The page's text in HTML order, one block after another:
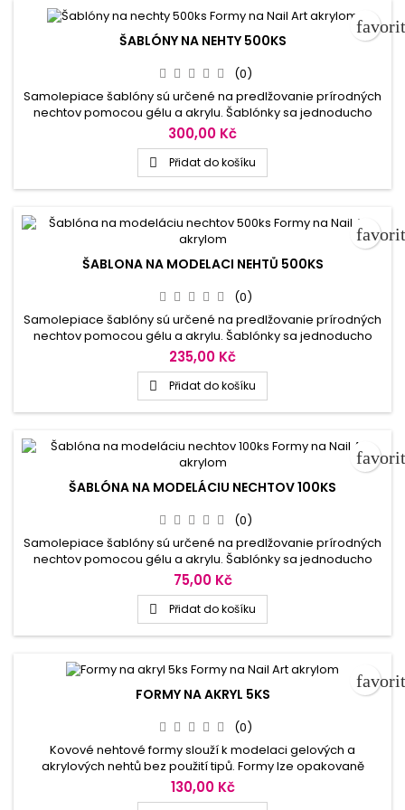
ŠABLÓNY NA NEHTY 500KS
(0)
Samolepiace šablóny sú určené na predlžovanie prírodných
nechtov pomocou gélu a akrylu. Šablónky sa jednoducho
zafixujú o prírodný necht a vytvoria podklad pre nanesenie
a tvarovanie gélu či akrylu. Vodiace náčrty na šablóne sú
pomocníkom pre voliteľnosť dĺžky i šírky modelácie.
Papierovú formu je možné použiť iba na jednu modeláciu
nechtov.
300,00 Kč
 Přidat do košíku
ŠABLONA NA MODELACI NEHTŮ 500KS
(0)
Samolepiace šablóny sú určené na predlžovanie prírodných
nechtov pomocou gélu a akrylu. Šablónky sa jednoducho
zafixujú o prírodný necht a vytvoria podklad pre nanesenie
a tvarovanie gélu či akrylu. Vodiace náčrty na šablóne sú
pomocníkom pre voliteľnosť dĺžky i šírky modelácie.
Papierovú formu je možné použiť iba na jednu modeláciu
nechtov.
235,00 Kč
 Přidat do košíku
ŠABLÓNA NA MODELÁCIU NECHTOV 100KS
(0)
Samolepiace šablóny sú určené na predlžovanie prírodných
nechtov pomocou gélu a akrylu. Šablónky sa jednoducho
zafixujú o prírodný necht a vytvoria podklad pre nanesenie
a tvarovanie gélu či akrylu. Vodiace náčrty na šablóne sú
pomocníkom pre voliteľnosť dĺžky i šírky modelácie.
Papierovú formu je možné použiť iba na jednu modeláciu
nechtov.
75,00 Kč
 Přidat do košíku
FORMY NA AKRYL 5KS
(0)
Kovové nehtové formy slouží k modelaci gelových a
akrylových nehtů bez použití tipů. Formy lze opakovaně
používat, univerzální, vhodné pro všechny tipy nehtů. Jasně
naznačené řádky na každé nehtové formě poskytují přesný
130,00 Kč